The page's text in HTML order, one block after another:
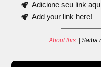
Adicione seu link
Add your link here!
About this. | Saiba